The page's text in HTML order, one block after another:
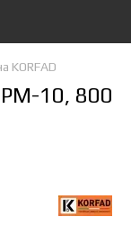
KORFAD
10, 800